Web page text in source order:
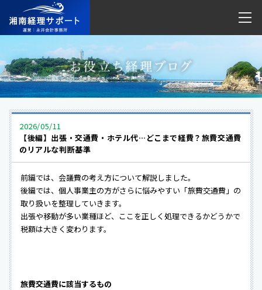
2026/05/11
【後編】出張・交通費・ホテル代…どこまで経費？旅費交通費
のリアルな判断基準
前編では、会議費の考え方について解説しました。
後編では、個人事業主の方がさらに悩みやすい「旅費交通費」の
取り扱いを整理していきます。
出張や移動が多い業種ほど、ここを正しく処理できるかどうかで
税額は大きく変わります。
旅費交通費に該当するもの